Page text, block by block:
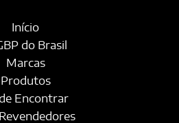
Início
do Brasil
Marcas
Produtos
Encontrar